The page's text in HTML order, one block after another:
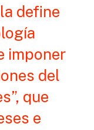
define
imponer
del
que
e